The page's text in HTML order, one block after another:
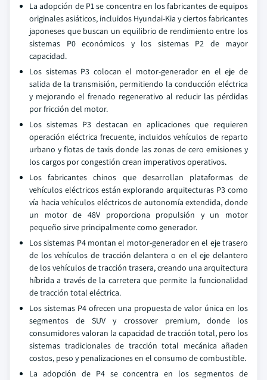
La adopción de P1 se concentra en los fabricantes de equipos
originales asiáticos, incluidos Hyundai-Kia y ciertos fabricantes
japoneses que buscan un equilibrio de rendimiento entre los
sistemas P0 económicos y los sistemas P2 de mayor
capacidad.
Los sistemas P3 colocan el motor-generador en el eje de
salida de la transmisión, permitiendo la conducción eléctrica
y mejorando el frenado regenerativo al reducir las pérdidas
por fricción del motor.
Los sistemas P3 destacan en aplicaciones que requieren
operación eléctrica frecuente, incluidos vehículos de reparto
urbano y flotas de taxis donde las zonas de cero emisiones y
los cargos por congestión crean imperativos operativos.
Los fabricantes chinos que desarrollan plataformas de
vehículos eléctricos están explorando arquitecturas P3 como
vía hacia vehículos eléctricos de autonomía extendida, donde
un motor de 48V proporciona propulsión y un motor
pequeño sirve principalmente como generador.
Los sistemas P4 montan el motor-generador en el eje trasero
de los vehículos de tracción delantera o en el eje delantero
de los vehículos de tracción trasera, creando una arquitectura
híbrida a través de la carretera que permite la funcionalidad
de tracción total eléctrica.
Los sistemas P4 ofrecen una propuesta de valor única en los
segmentos de SUV y crossover premium, donde los
consumidores valoran la capacidad de tracción total, pero los
sistemas tradicionales de tracción total mecánica añaden
costos, peso y penalizaciones en el consumo de combustible.
La adopción de P4 se concentra en los segmentos de